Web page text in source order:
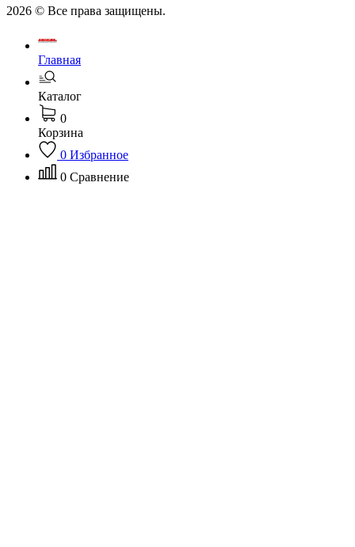
2026 © Все права защищены.
Главная
Каталог
0
Корзина
0 Избранное
0 Сравнение